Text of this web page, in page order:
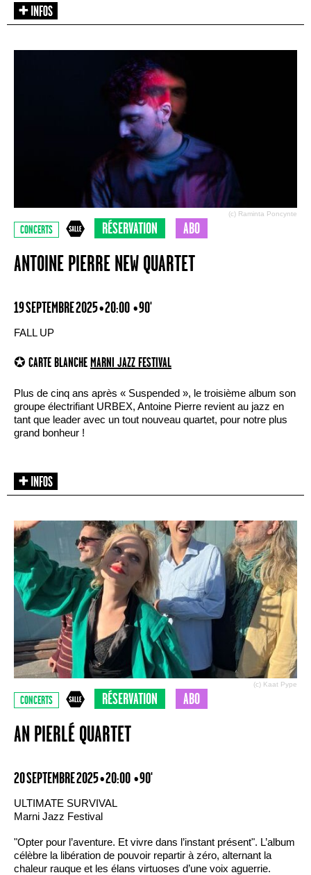
(c) Raminta Poncynte
CONCERTS RÉSERVATION ABO
ANTOINE PIERRE NEW QUARTET
19 SEPTEMBRE 2025 • 20:00 • 90'
FALL UP
✪ CARTE BLANCHE MARNI JAZZ FESTIVAL
Plus de cinq ans après « Suspended », le troisième album son
groupe électrifiant URBEX, Antoine Pierre revient au jazz en
tant que leader avec un tout nouveau quartet, pour notre plus
grand bonheur !
(c) Kaat Pype
CONCERTS RÉSERVATION ABO
AN PIERLÉ QUARTET
20 SEPTEMBRE 2025 • 20:00 • 90'
ULTIMATE SURVIVAL
Marni Jazz Festival
"Opter pour l’aventure. Et vivre dans l’instant présent". L’album
célèbre la libération de pouvoir repartir à zéro, alternant la
chaleur rauque et les élans virtuoses d’une voix aguerrie.